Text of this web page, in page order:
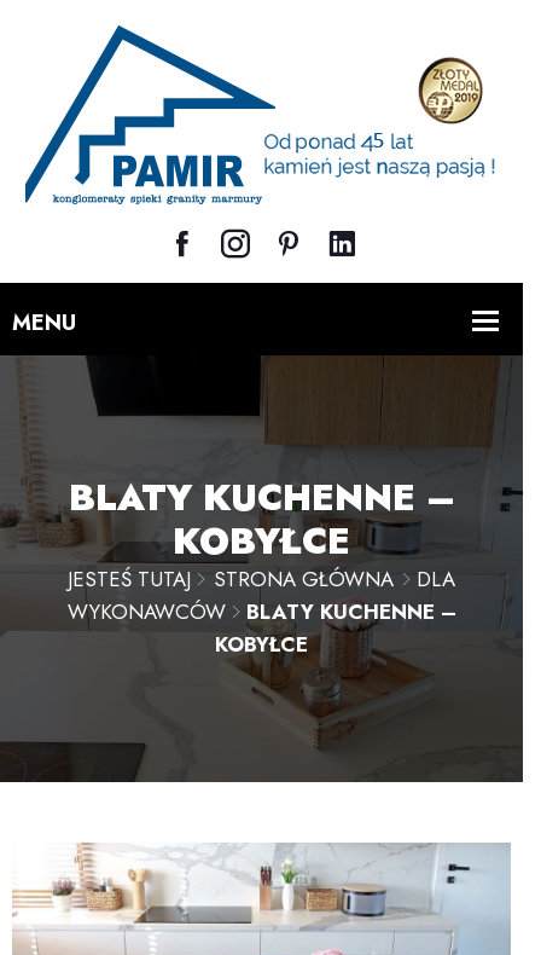
BLATY KUCHENNE –
KOBYŁCE
JESTEŚ TUTAJ STRONA GŁÓWNA
DLA
WYKONAWCÓW
BLATY KUCHENNE –
KOBYŁCE